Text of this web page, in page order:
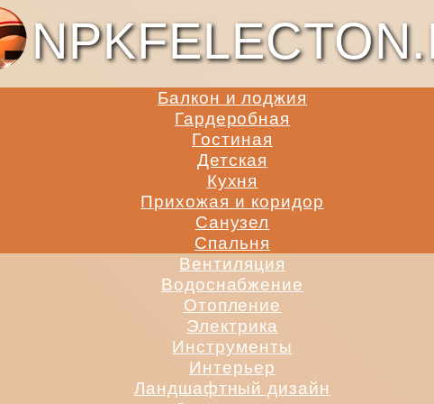
Балкон и лоджия
Гардеробная
Гостиная
Детская
Кухня
Прихожая и коридор
Санузел
Спальня
Вентиляция
Водоснабжение
Отопление
Электрика
Инструменты
Интерьер
Ландшафтный дизайн